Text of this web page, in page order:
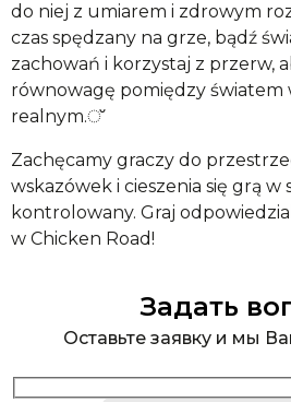
do niej z umiarem i zdrowym
czas spędzany na grze, bądź
zachowań i korzystaj z przerw,
równowagę pomiędzy światem
realnym.്
Zachęcamy graczy do
wskazówek i cieszenia się grą w
kontrolowany. Graj
w Chicken Road!
Задать
Оставьте заявку и мы